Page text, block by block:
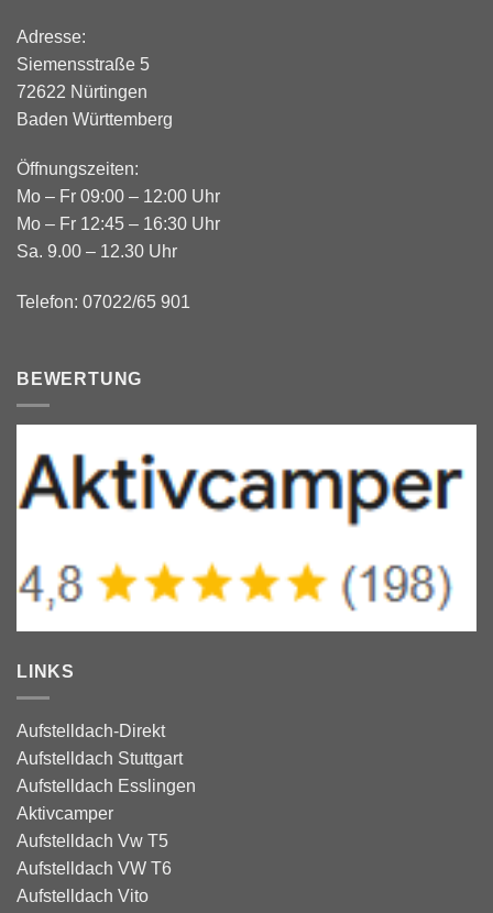
Adresse:
Siemensstraße 5
72622 Nürtingen
Baden Württemberg
Öffnungszeiten:
Mo – Fr 09:00 – 12:00 Uhr
Mo – Fr 12:45 – 16:30 Uhr
Sa. 9.00 – 12.30 Uhr
Telefon: 07022/65 901
BEWERTUNG
LINKS
Aufstelldach-Direkt
Aufstelldach Stuttgart
Aufstelldach Esslingen
Aktivcamper
Aufstelldach Vw T5
Aufstelldach VW T6
Aufstelldach Vito